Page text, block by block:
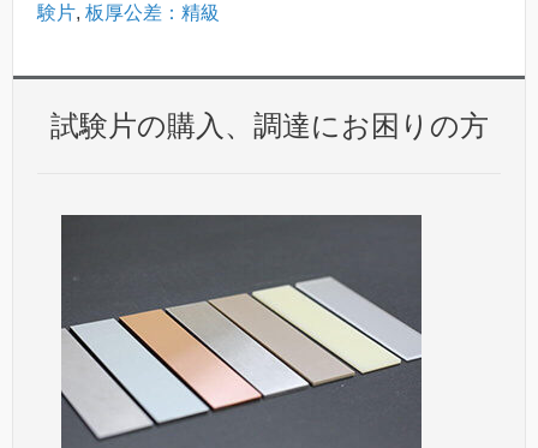
験片, 板厚公差：精級
試験片の購入、調達にお困りの方